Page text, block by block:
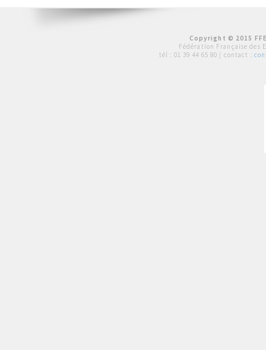
Copyright © 2015
Fédération Française des
tél : 01 39 44 65 80 | contact :